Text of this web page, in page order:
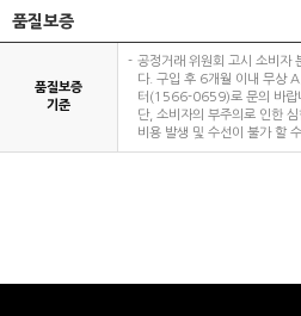
품질보증
품질보증
기준
공정거래 위원회 고시 소비자
다. 구입 후 6개월 이내 무상
터(1566-0659)로 문의 바랍
단, 소비자의 부주의로 인한
비용 발생 및 수선이 불가 할